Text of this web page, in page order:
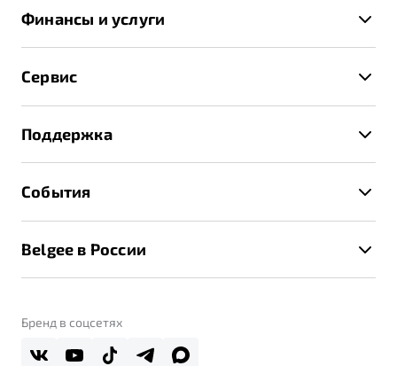
X70
Спецпредложения и Акции
Записаться на тест-драйв
Получить предложение
Финансы и услуги
Трейд-ин
Страхование
Расчет КАСКО
Сервис
Руководство по эксплуатации
Техническое обслуживание
Калькулятор ТО
Поддержка
Помощь на дорогах
Belgee Линк
События
Контакты
Belgee в России
О дилерском центре
Правовая информация
Бренд в соцсетях